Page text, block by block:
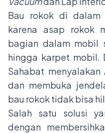
Bau rokok di
karena asap rokok
bagian dalam mobil
hingga karpet mobil.
Sahabat
dan membuka
bau rokok tidak bisa
Salah satu solusi
dengan